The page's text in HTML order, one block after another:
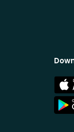
App
Store
App
Store